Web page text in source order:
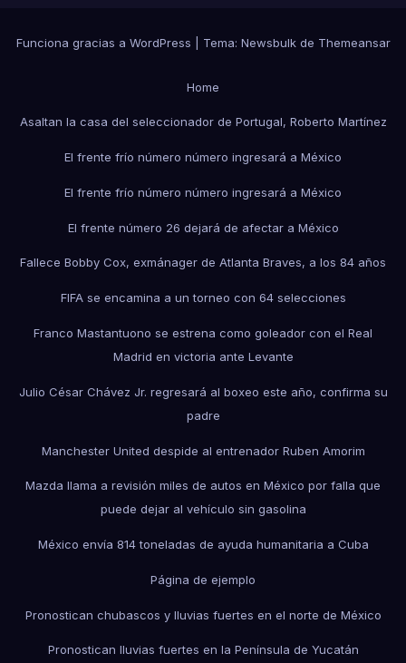
Funciona gracias a WordPress Tema: Newsbulkde Themeansar
Home
Asaltan la casa del seleccionador de Portugal, Roberto Martínez
El frente frío número número ingresará a México
El frente frío número número ingresará a México
El frente número 26 dejará de afectar a México
Fallece Bobby Cox, exmánager de Atlanta Braves, a los 84 años
FIFA se encamina a un torneo con 64 selecciones
Franco Mastantuono se estrena como goleador con el Real
Madrid en victoria ante Levante
Julio César Chávez Jr. regresará al boxeo este año, confirma su
padre
Manchester United despide al entrenador Ruben Amorim
Mazda llama a revisión miles de autos en México por falla que
puede dejar al vehículo sin gasolina
México envía 814 toneladas de ayuda humanitaria a Cuba
Página de ejemplo
Pronostican chubascos y lluvias fuertes en el norte de México
Pronostican lluvias fuertes en la Península de Yucatán